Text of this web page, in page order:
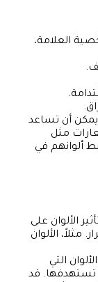
العلامة،
يمكن أن تساعد
مثل
ألوانهم في
الألوان على
مثلاً، الألوان
التي
تستهدفها. قد